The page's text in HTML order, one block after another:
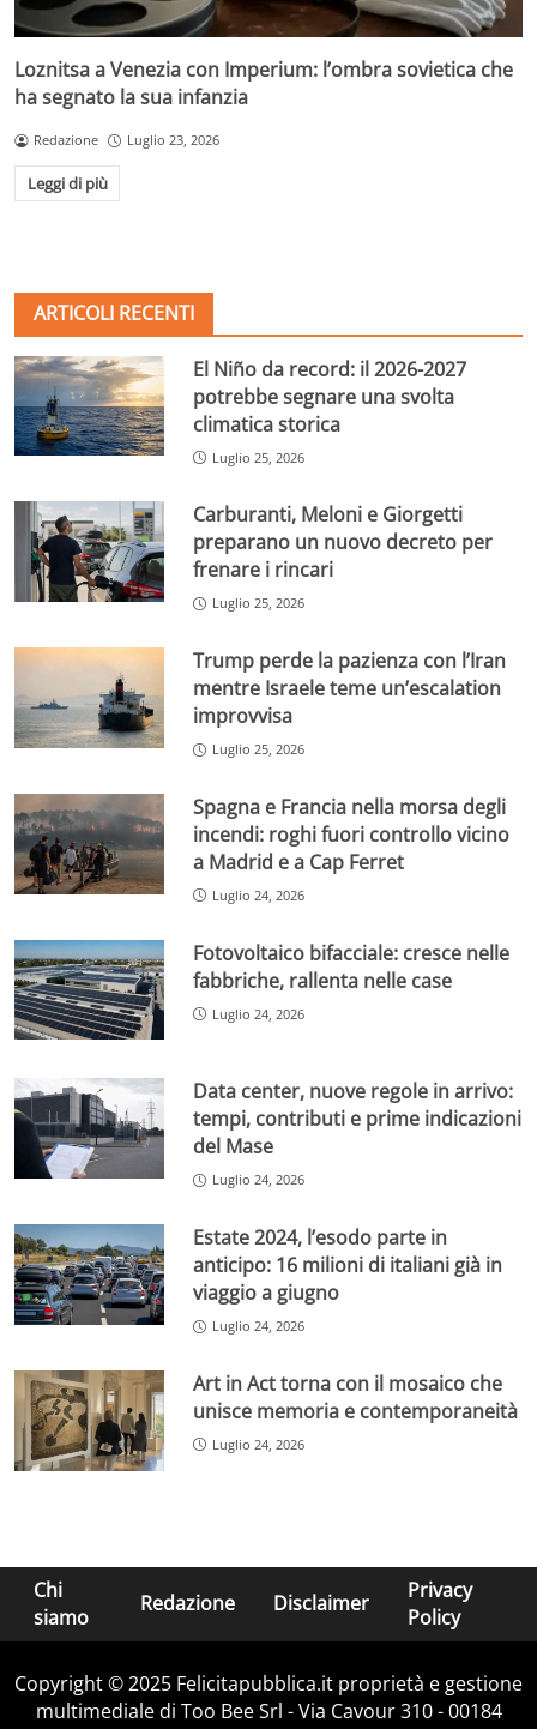
Loznitsa a Venezia con Imperium: l’ombra sovietica che
ha segnato la sua infanzia
Redazione Luglio 23, 2026
Leggi di più
ARTICOLI RECENTI
El Niño da record: il 2026-2027
potrebbe segnare una svolta
climatica storica
Luglio 25, 2026
Carburanti, Meloni e Giorgetti
preparano un nuovo decreto per
frenare i rincari
Luglio 25, 2026
Trump perde la pazienza con l’Iran
mentre Israele teme un’escalation
improvvisa
Luglio 25, 2026
Spagna e Francia nella morsa degli
incendi: roghi fuori controllo vicino
a Madrid e a Cap Ferret
Luglio 24, 2026
Fotovoltaico bifacciale: cresce nelle
fabbriche, rallenta nelle case
Luglio 24, 2026
Data center, nuove regole in arrivo:
tempi, contributi e prime indicazioni
del Mase
Luglio 24, 2026
Estate 2024, l’esodo parte in
anticipo: 16 milioni di italiani già in
viaggio a giugno
Luglio 24, 2026
Art in Act torna con il mosaico che
unisce memoria e contemporaneità
Luglio 24, 2026
Chi
siamo
Redazione Disclaimer
Privacy
Policy
Copyright © 2025 Felicitapubblica.it proprietà e gestione
multimediale di Too Bee Srl - Via Cavour 310 - 00184